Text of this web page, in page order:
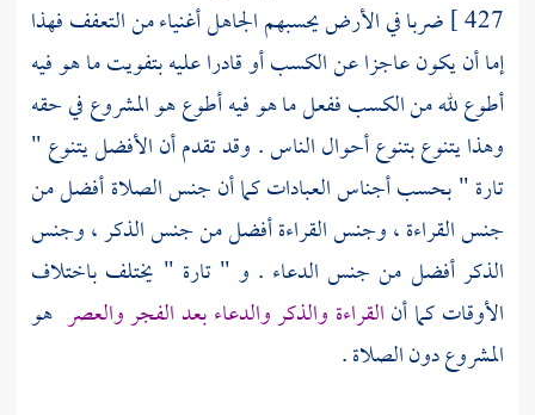
427 ] ضربا في الأرض يحسبهم الجاهل أغنياء من التعفف فهذا
إما أن يكون عاجزا عن الكسب أو قادرا عليه بتفويت ما هو فيه
أطوع لله من الكسب ففعل ما هو فيه أطوع هو المشروع في حقه
وهذا يتنوع بتنوع أحوال الناس . وقد تقدم أن الأفضل يتنوع "
تارة " بحسب أجناس العبادات كما أن جنس الصلاة أفضل من
جنس القراءة ، وجنس القراءة أفضل من جنس الذكر ، وجنس
الذكر أفضل من جنس الدعاء . و " تارة " يختلف باختلاف
الأوقات كما أنالقراءة والذكر والدعاء بعد الفجر والعصر هو
المشروع دون الصلاة .